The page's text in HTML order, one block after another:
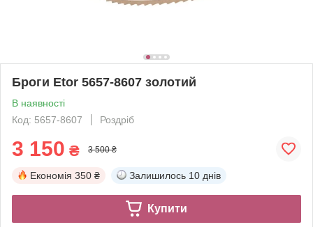
Броги Etor 5657-8607 золотий
В наявності
Код: 5657-8607
Роздріб
3 150 ₴ 3 500 ₴
Економія 350 ₴ Залишилось 10 днів
Купити